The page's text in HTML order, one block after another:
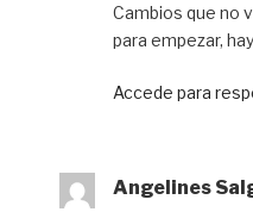
Cambios que no
para empezar,
Accede para
Angelines